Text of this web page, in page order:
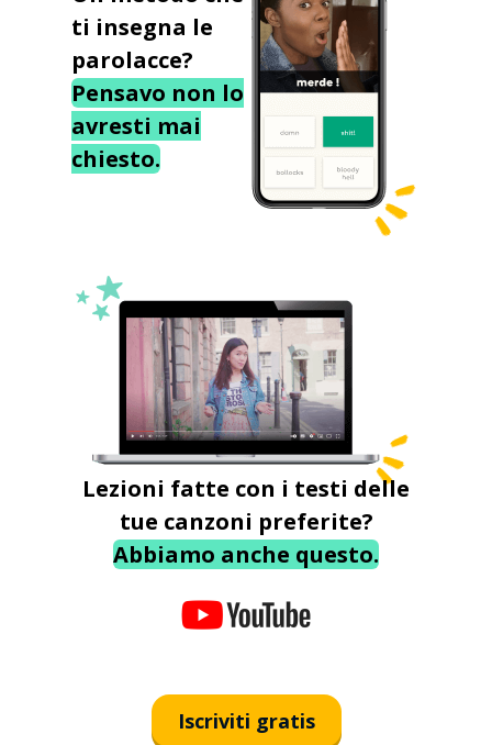
ti insegna le
parolacce?
Pensavo non lo
avresti mai
chiesto.
Lezioni fatte con i testi delle
tue canzoni preferite?
Abbiamo anche questo.
Iscriviti gratis